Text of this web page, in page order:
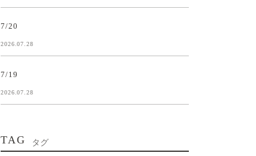
7/20
2026.07.28
7/19
2026.07.28
TAG タグ